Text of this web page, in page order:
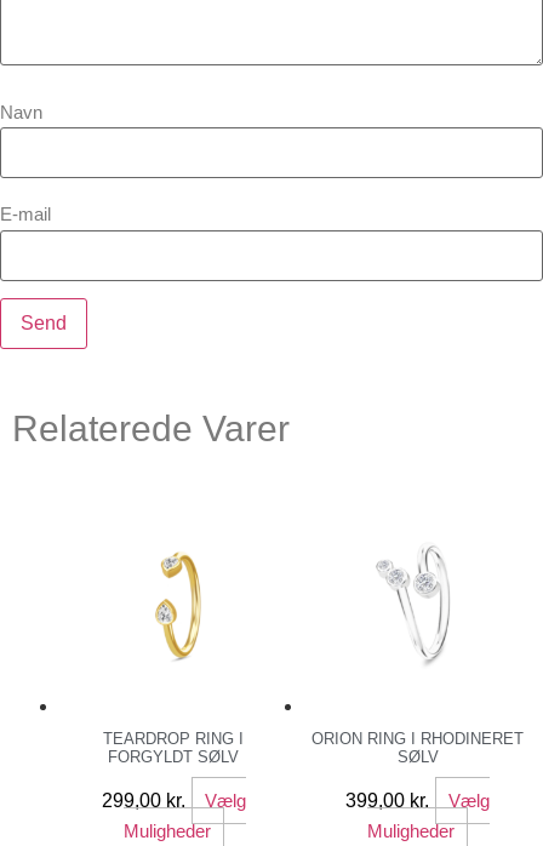
Navn
E-mail
Relaterede Varer
TEARDROP RING I
FORGYLDT SØLV
299,00 kr.
Vælg
Muligheder
Dette
ORION RING I RHODINERET
SØLV
399,00 kr.
Vælg
Muligheder
Dette